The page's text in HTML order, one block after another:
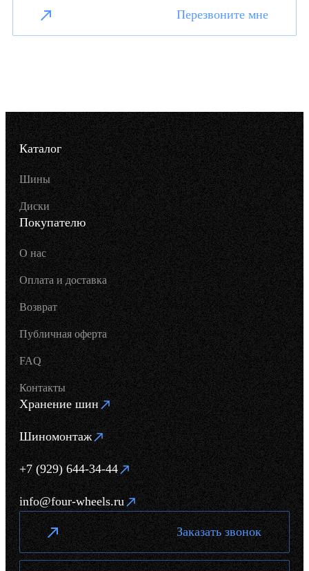
Перезвоните мне
Каталог
Шины
Диски
Покупателю
О нас
Оплата и доставка
Возврат
Публичная оферта
FAQ
Контакты
Хранение шин
Шиномонтаж
+7 (929) 644-34-44
info@four-wheels.ru
Заказать звонок